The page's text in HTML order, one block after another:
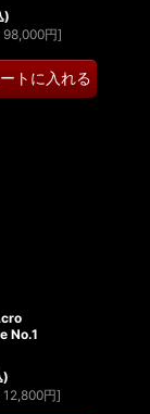
)
98,000円]
トに入れる
No.1
)
12,800円]